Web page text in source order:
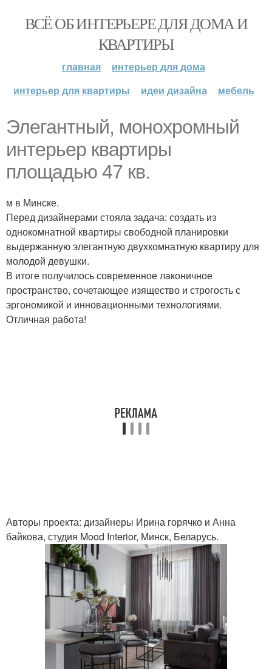
ВСЁ ОБ ИНТЕРЬЕРЕ ДЛЯ ДОМА И
КВАРТИРЫ
главная
интерьер для дома
интерьер для квартиры
идеи дизайна мебель
Элегантный, монохромный
интерьер квартиры
площадью 47 кв.
м в Минске.
Перед дизайнерами стояла задача: создать из
однокомнатной квартиры свободной планировки
выдержанную элегантную двухкомнатную квартиру для
молодой девушки.
В итоге получилось современное лаконичное
пространство, сочетающее изящество и строгость с
эргономикой и инновационными технологиями.
Отличная работа!
Авторы проекта: дизайнеры Ирина горячко и Анна
байкова, студия Mood Interior, Минск, Беларусь.